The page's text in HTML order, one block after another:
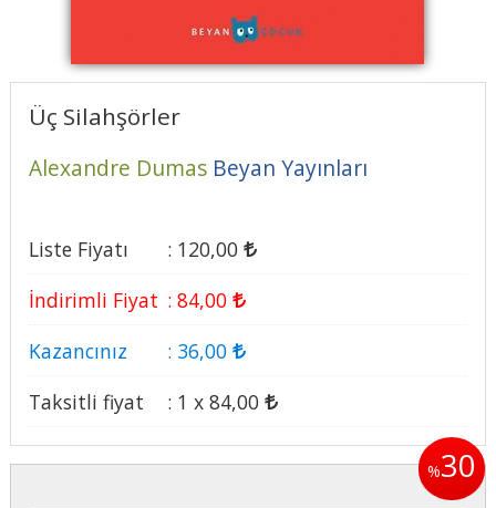
Üç Silahşörler
Alexandre Dumas Beyan Yayınları
Liste Fiyatı : 120,00
İndirimli Fiyat : 84,00
Kazancınız
: 36,00
Taksitli fiyat
: 1 x 84,00
%30